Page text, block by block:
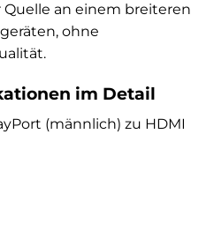
an einem breiteren
ohne
im Detail
(männlich) zu HDMI